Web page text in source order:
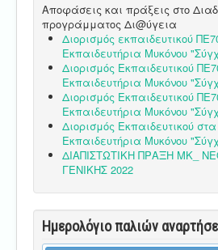
Αποφάσεις και πράξεις στο
προγράμματος Δι@ύγεια
Διορισμός εκπαιδευτικού
Εκπαιδευτήρια Μυκόνου
Διορισμός Εκπαιδευτικού
Εκπαιδευτήρια Μυκόνου
Διορισμός Εκπαιδευτικού
Εκπαιδευτήρια Μυκόνου
Διορισμός Εκπαιδευτικού στα
Εκπαιδευτήρια Μυκόνου
ΔΙΑΠΙΣΤΩΤΙΚΗ ΠΡΑΞΗ ΜΚ_
ΓΕΝΙΚΗΣ 2022
Ημερολόγιο παλιών